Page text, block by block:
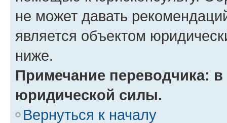
не может давать
является объектом
ниже.
Примечание переводчика:
юридической силы.
Вернуться к началу